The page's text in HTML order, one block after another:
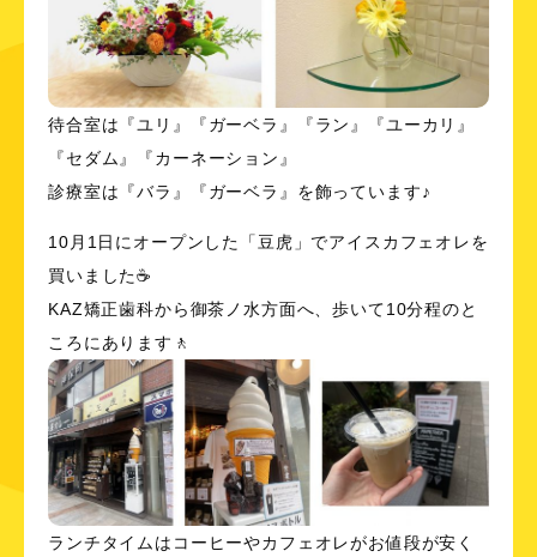
待合室は『ユリ』『ガーベラ』『ラン』『ユーカリ』
『セダム』『カーネーション』
診療室は『バラ』『ガーベラ』を飾っています♪
10月1日にオープンした「豆虎」でアイスカフェオレを
買いました☕
KAZ矯正歯科から御茶ノ水方面へ、歩いて10分程のと
ころにあります🚶
ランチタイムはコーヒーやカフェオレがお値段が安く